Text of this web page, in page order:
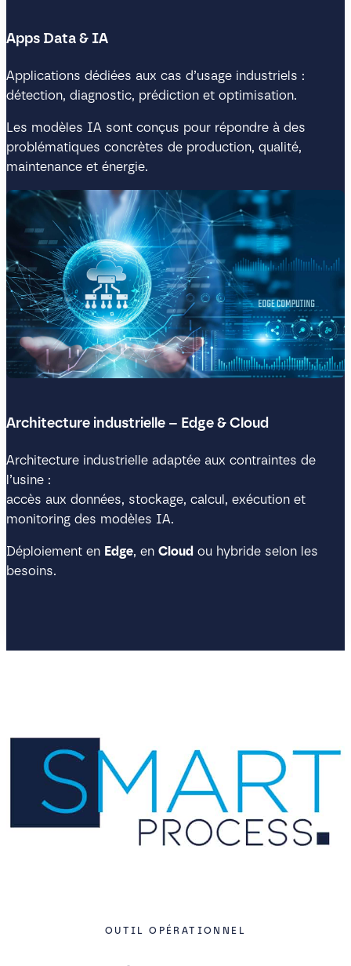
Apps Data & IA
Applications dédiées aux cas d’usage industriels :
détection, diagnostic, prédiction et optimisation.
Les modèles IA sont conçus pour répondre à des
problématiques concrètes de production, qualité,
maintenance et énergie.
Architecture industrielle – Edge & Cloud
Architecture industrielle adaptée aux contraintes de
l’usine :
accès aux données, stockage, calcul, exécution et
monitoring des modèles IA.
Déploiement en Edge, en Cloud ou hybride selon les
besoins.
OUTIL OPÉRATIONNEL